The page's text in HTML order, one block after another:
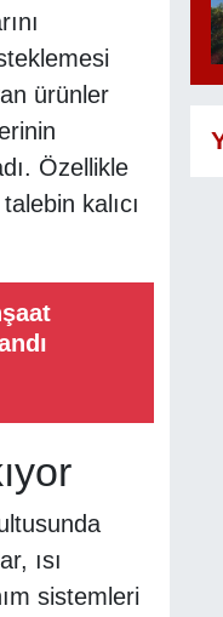
ürünler
Özellikle
kalıcı
ısı
sistemleri